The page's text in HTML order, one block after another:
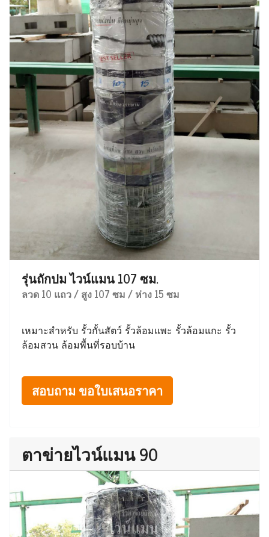
รุ่นถักปม ไวน์แมน 107 ซม.
ลวด 10 แถว / สูง 107 ซม / ห่าง 15 ซม
เหมาะสำหรับ รั้วกั้นสัตว์ รั้วล้อมแพะ รั้วล้อมแกะ รั้ว
ล้อมสวน ล้อมพื้นที่รอบบ้าน
สอบถาม ขอใบเสนอราคา
ตาข่ายไวน์แมน 90